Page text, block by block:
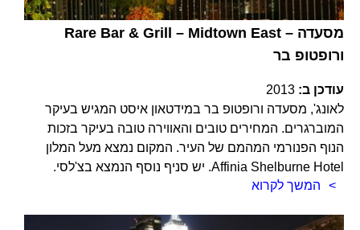
Rare Bar & Grill – Midtown East – מסעדה
ורופטופ בר
עודכן ב: 2013
לאונג', מסעדה ורופטופ בר במידטאון איסט המגיש בעיקר
המוברגרים. המחירים טובים והאווירה טובה בעיקר בזכות
הנוף הפנורמי המהמם של העיר. המקום נמצא מעל המלון
Affinia Shelburne Hotel. יש סניף נוסף הנמצא בצ'לסי.
המשך לקרוא